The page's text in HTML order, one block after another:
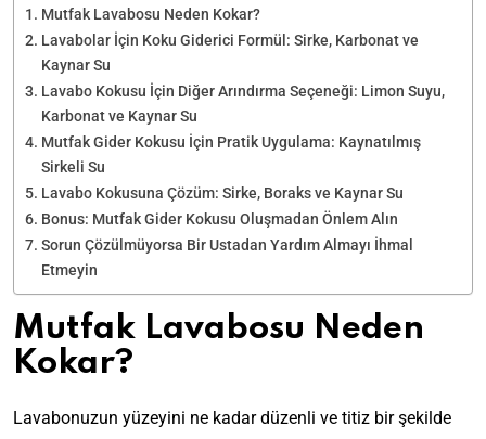
Mutfak Lavabosu Neden Kokar?
Lavabolar İçin Koku Giderici Formül: Sirke, Karbonat ve
Kaynar Su
Lavabo Kokusu İçin Diğer Arındırma Seçeneği: Limon Suyu,
Karbonat ve Kaynar Su
Mutfak Gider Kokusu İçin Pratik Uygulama: Kaynatılmış
Sirkeli Su
Lavabo Kokusuna Çözüm: Sirke, Boraks ve Kaynar Su
Bonus: Mutfak Gider Kokusu Oluşmadan Önlem Alın
Sorun Çözülmüyorsa Bir Ustadan Yardım Almayı İhmal
Etmeyin
Mutfak Lavabosu Neden
Kokar?
Lavabonuzun yüzeyini ne kadar düzenli ve titiz bir şekilde